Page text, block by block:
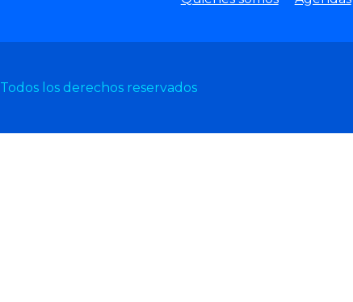
Todos los derechos reservados